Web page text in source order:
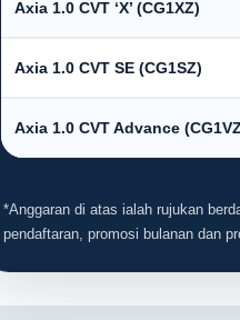
Axia 1.0 CVT ‘X’ (CG1XZ)
Axia 1.0 CVT SE (CG1SZ)
Axia 1.0 CVT Advance
*Anggaran di atas ialah rujukan
pendaftaran, promosi bulanan dan